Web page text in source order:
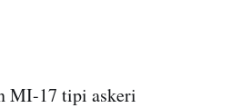
MI-17 tipi askeri